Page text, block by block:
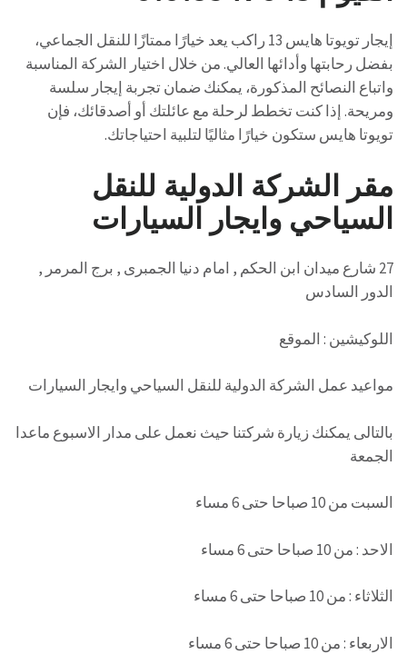
إيجار تويوتا هايس 13 راكب يعد خيارًا ممتازًا للنقل الجماعي،
بفضل رحابتها وأدائها العالي. من خلال اختيار الشركة المناسبة
واتباع النصائح المذكورة، يمكنك ضمان تجربة إيجار سلسة
ومريحة. إذا كنت تخطط لرحلة مع عائلتك أو أصدقائك، فإن
تويوتا هايس ستكون خيارًا مثاليًا لتلبية احتياجاتك.
مقر الشركة الدولية للنقل
السياحي وايجار السيارات
27 شارع ميدان ابن الحكم , امام دنيا الجمبرى , برج المرمر ,
الدور السادس
اللوكيشين : الموقع
مواعيد عمل الشركة الدولية للنقل السياحي وايجار السيارات
بالتالى يمكنك زيارة شركتنا حيث نعمل على مدار الاسبوع ماعدا
الجمعة
السبت من 10 صباحا حتى 6 مساء
الاحد : من 10 صباحا حتى 6 مساء
الثلاثاء : من 10 صباحا حتى 6 مساء
الاربعاء : من 10 صباحا حتى 6 مساء